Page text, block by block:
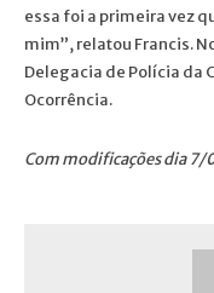
essa foi a primeira vez
mim”, relatou Francis.
Delegacia de Polícia da
Ocorrência.
Com modificações dia 7/